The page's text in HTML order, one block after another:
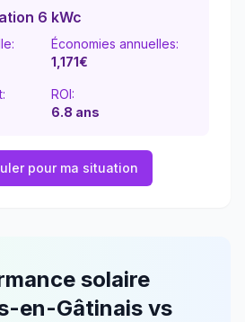
6 kWc
Économies annuelles:
1,171€
ROI:
6.8 ans
pour ma situation
solaire
en-Gâtinais vs